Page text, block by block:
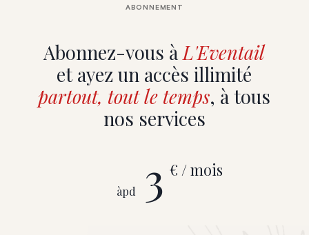
Abonnez-vous àL'Eventail
et ayez un accès illimité
partout, tout le temps, à tous
nos services
ABONNEMENT
àpd 3 € / mois